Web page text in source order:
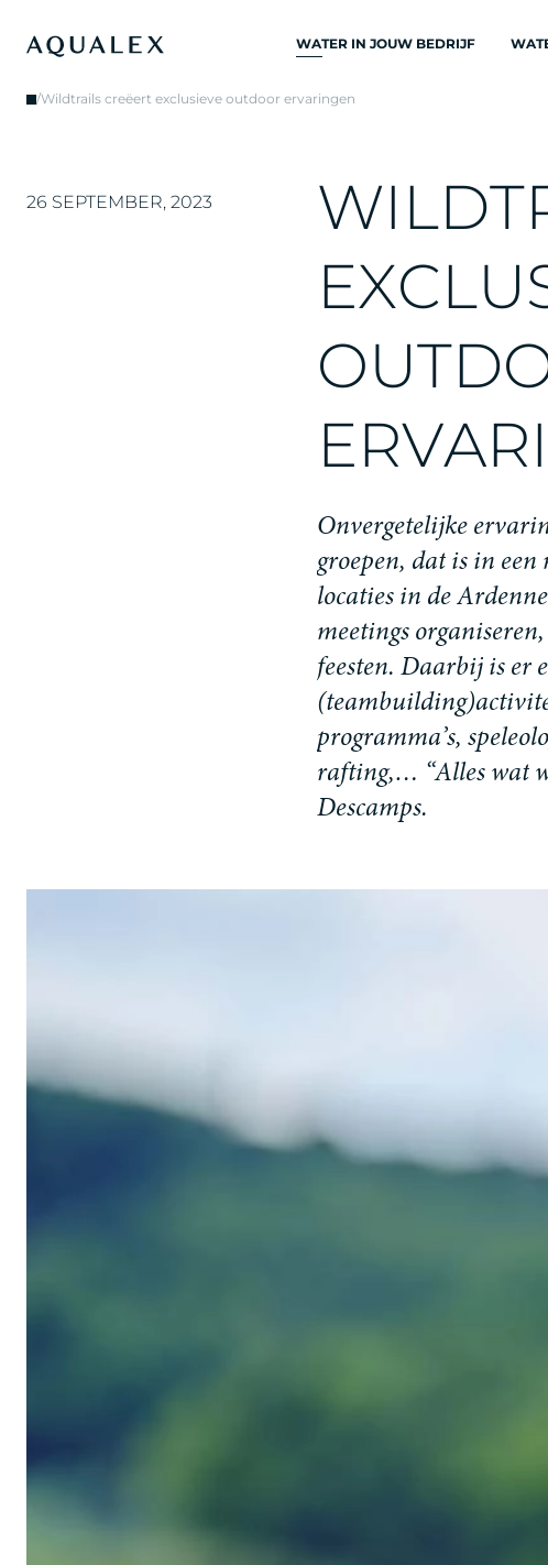
WATER IN JOUW BEDRIJF
DRINKWATERSYSTEMEN
KEUKENKRANEN
WATERDISPENSERS
WATERFILTER
/Wildtrails creëert exclusieve outdoor ervaringen
26 SEPTEMBER, 2023 WILDT
EXCLU
OUTD
ERVARI
Onvergetelijke ervari
groepen, dat is in een
locaties in de Ardenne
meetings organiseren,
feesten. Daarbij is er e
(teambuilding)activit
programma’s, speleolo
rafting,… “Alles wat
Descamps.